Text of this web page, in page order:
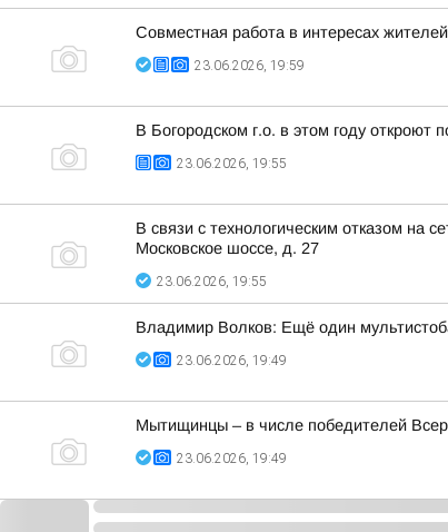
Совместная работа в интересах
23.06.2026, 19:59
В Богородском г.о. в этом году откроют
23.06.2026, 19:55
В связи с технологическим отказом на
Московское шоссе, д. 27
23.06.2026, 19:55
Владимир Волков: Ещё один
23.06.2026, 19:49
Мытищинцы – в числе победителей
23.06.2026, 19:49